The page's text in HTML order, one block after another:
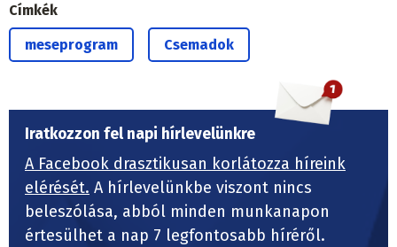
Címkék
meseprogram Csemadok
Iratkozzon fel napi hírlevelünkre
A Facebook drasztikusan korlátozza híreink
elérését. A hírlevelünkbe viszont nincs
beleszólása, abból minden munkanapon
értesülhet a nap 7 legfontosabb híréről.